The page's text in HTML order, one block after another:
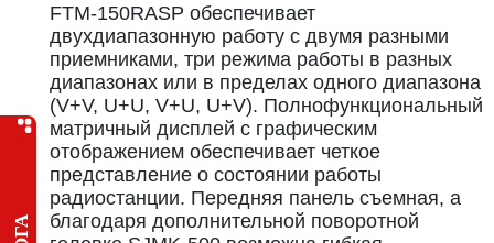
FTM-150RASP обеспечивает
двухдиапазонную работу с двумя разными
приемниками, три режима работы в разных
диапазонах или в пределах одного диапазона
(V+V, U+U, V+U, U+V). Полнофункциональный
матричный дисплей с графическим
отображением обеспечивает четкое
представление о состоянии работы
радиостанции. Передняя панель съемная, а
благодаря дополнительной поворотной